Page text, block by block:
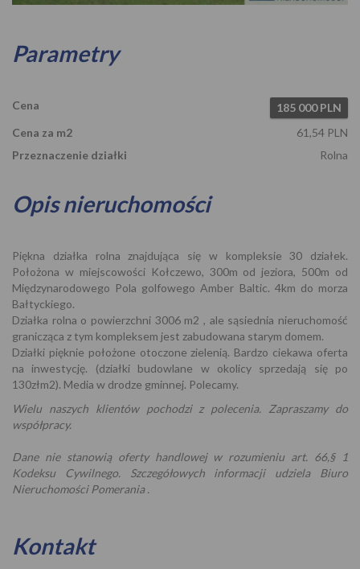
Parametry
Cena
185 000 PLN
Cena za m2
61,54 PLN
Przeznaczenie działki
Rolna
Opis nieruchomości
Piękna działka rolna znajdująca się w kompleksie 30 działek.
Położona w miejscowości Kołczewo, 300m od jeziora, 500m od
Międzynarodowego Pola golfowego Amber Baltic. 4km do morza
Bałtyckiego.
Działka rolna o powierzchni 3006 m2 , ale sąsiednia nieruchomość
granicząca z tym kompleksem jest zabudowana starym domem.
Działki pięknie położone otoczone zielenią. Bardzo ciekawa oferta
na inwestycję. (działki budowlane w okolicy sprzedają się po
130złm2). Media w drodze gminnej. Polecamy.
Wielu naszych klientów pochodzi z polecenia. Zapraszamy do
współpracy.
Dane nie stanowią oferty handlowej w rozumieniu art. 66,§ 1
Kodeksu Cywilnego. Szczegółowych informacji udziela Biuro
Nieruchomości Pomerania .
Kontakt